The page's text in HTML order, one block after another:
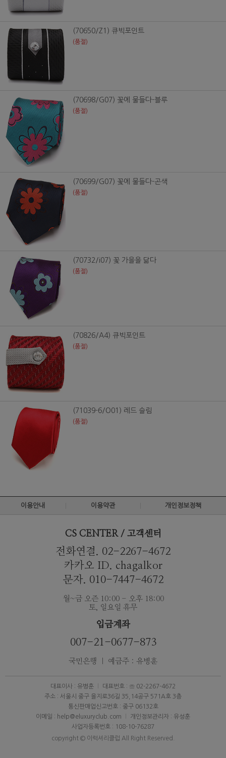
(70650/Z1) 큐빅포인트
(품절)
(70698/G07) 꽃에 물들다-블루
(품절)
(70699/G07) 꽃에 물들다-곤색
(품절)
(70732/i07) 꽃 가을을 닮다
(품절)
(70826/A4) 큐빅포인트
(품절)
(71039-6/O01) 레드 슬림
(품절)
이용안내 이용약관 개인정보정책
CS CENTER / 고객센터
전화연결. 02-2267-4672
카카오 ID. chagalkor
문자. 010-7447-4672
월~금 오즌 10:00 - 오후 18:00
토, 일요일 휴무
입금계좌
007-21-0677-873
국민은행 ｜ 예금주 : 유병훈
대표이사 : 유병훈
대표번호 : ☏ 02-2267-4672
주소 : 서울시 중구 을지로36길 35,14공구 571A호 3층
통신판매업신고번호 : 중구 06132호
이메일 : help@eluxuryclub.com
개인정보관리자 : 유성훈
사업자등록번호 : 108-10-76287
copyright © 이럭셔리클럽 All Right Reserved.